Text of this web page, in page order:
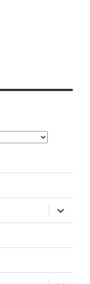
näytä
näytä